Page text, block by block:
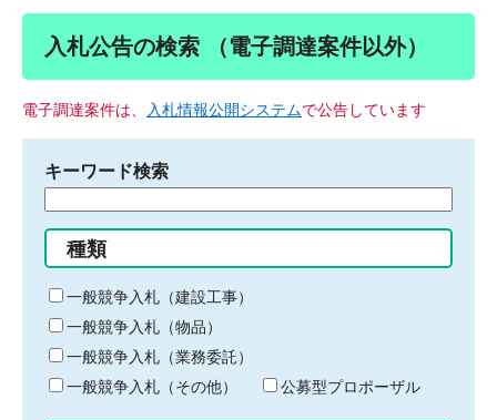
入札公告の検索 （電子調達案件以外）
電子調達案件は、 入札情報公開システムで公告しています
キーワード検索
る
キ
ー
ワ
ー
ド
種類
一般競争入札（建設工事）
一般競争入札（物品）
一般競争入札（業務委託）
一般競争入札（その他）
公募型プロポーザル